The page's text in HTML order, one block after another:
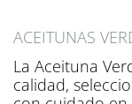
ACEITUNAS
La Aceituna
calidad,